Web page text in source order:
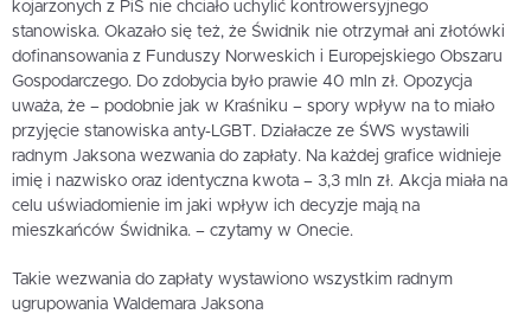
kojarzonych z PiS nie chciało uchylić kontrowersyjnego
stanowiska. Okazało się też, że Świdnik nie otrzymał ani złotówki
dofinansowania z Funduszy Norweskich i Europejskiego Obszaru
Gospodarczego. Do zdobycia było prawie 40 mln zł. Opozycja
uważa, że – podobnie jak w Kraśniku – spory wpływ na to miało
przyjęcie stanowiska anty-LGBT. Działacze ze ŚWS wystawili
radnym Jaksona wezwania do zapłaty. Na każdej grafice widnieje
imię i nazwisko oraz identyczna kwota – 3,3 mln zł. Akcja miała na
celu uświadomienie im jaki wpływ ich decyzje mają na
mieszkańców Świdnika. – czytamy w Onecie.
Takie wezwania do zapłaty wystawiono wszystkim radnym
ugrupowania Waldemara Jaksona